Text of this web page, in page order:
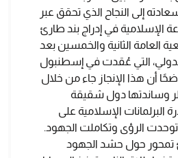
إلى النجاح الذي تحقق عبر
الإسلامية في إدراج بند طارئ
العامة الثانية والخمسين بعد
الدولي، التي عُقدت في إسطنبول
أن هذا الإنجاز جاء من خلال
وساندتها دول شقيقة
الإسلامية على
توحدت الرؤى وتكاملت الجهود.
تمحور حول حشد الجهود